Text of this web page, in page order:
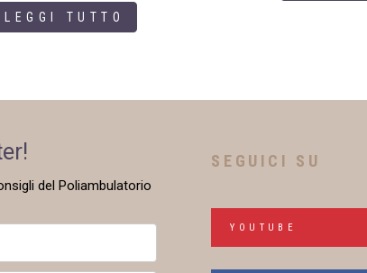
LEGGI TUTTO
del Poliambulatorio
SEGUICI SU
YOUTUBE